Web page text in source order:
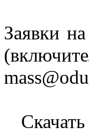
Заявки